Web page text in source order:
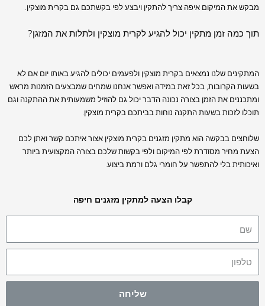
מבקש את המיקום איפה צריך להתקין ויבצע לפי בקשתכם גם בקרית מוצקין.
תוך כמה זמן מתקין יכול להגיע לקרית מוצקין ולתלות את המזגן?
המתקינים שלנו נמצאים בקרית מוצקין ולפעמים יכולים להגיע באותו יום אם לא
בשעות הקרובות, בכל זאת במידה ואפשר אנחנו שמחים שמבצעים הזמנות מראש
ומתכננים את הזמן בצורה נכונה הדבר יכול גם להוזיל משמעותית את ההתקנה וגם
תוכלו לזכות בשעות התקנה נוחות בביתכם בקרית מוצקין.
שלוחצים בבקשה הוא מתקין מזגנים בקרית מוצקין אצור איתכם קשר ואתן לכם
הצעת מחיר מסודרת לפי המיקום ולפי בקשות שלכם בצורה המקצועית ביותר
ואיכותית בלי להתפשר על חומרי גלם ורמת ביצוע.
קבלו הצעה למתקין מזגנים חיפה
שליחה